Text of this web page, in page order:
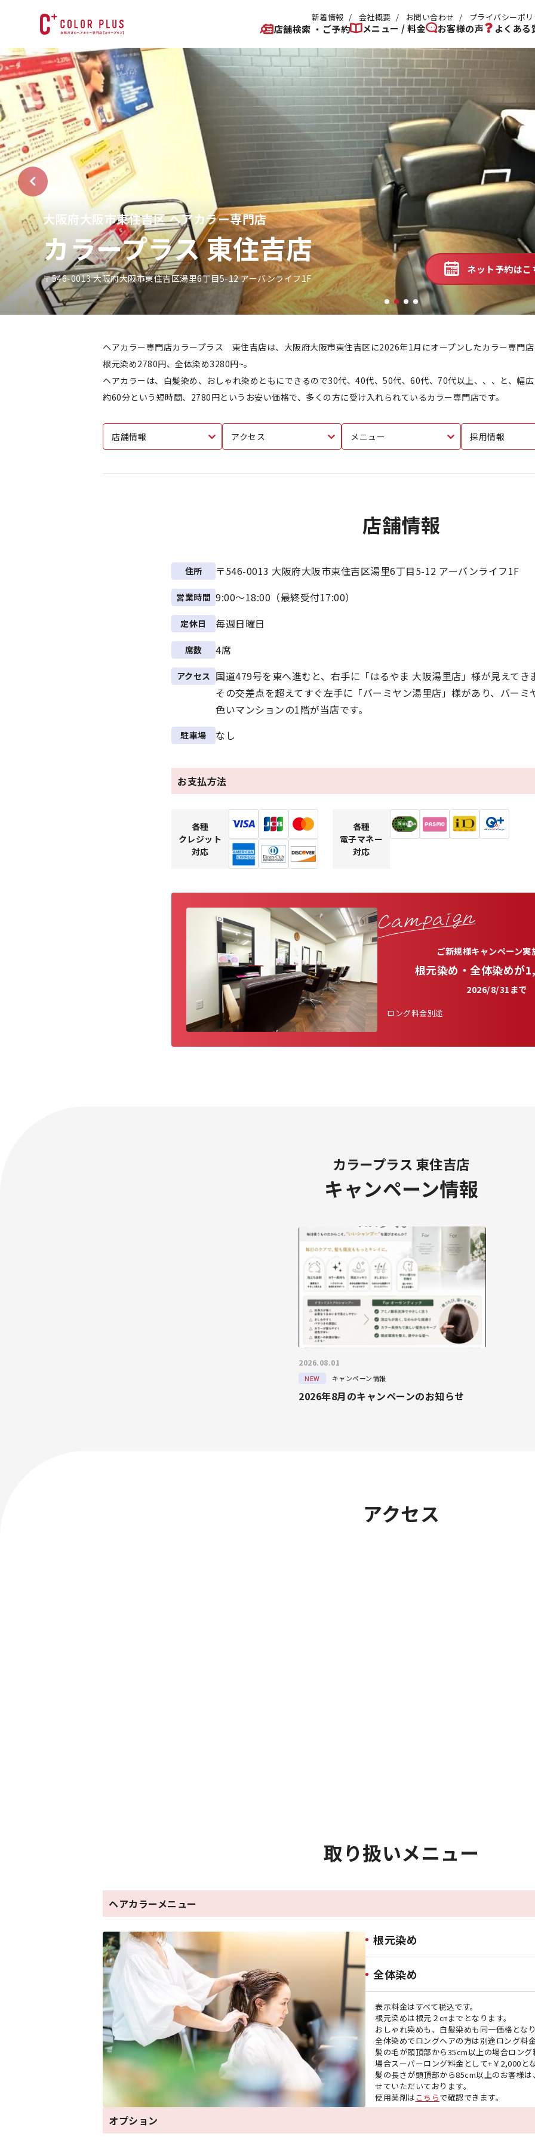
店舗検索 ・ご予約 メニュー / 料金 お客様の声 よくある
新着情報 会社概要 お問い合わせ プライバシーポ
大阪府大阪市東住吉区 ヘアカラー専門店
カラープラス 東住吉店
〒546-0013 大阪府大阪市東住吉区湯里6丁目5-12 アーバンライフ1F
ネット予約はこ
ヘアカラー専門店カラープラス 東住吉店は、大阪府大阪市東住吉区に2026年1月にオープンしたカラー専門店
根元染め2780円、全体染め3280円~。
ヘアカラーは、白髪染め、おしゃれ染めともにできるので30代、40代、50代、60代、70代以上、、、と、幅広
約60分という短時間、2780円というお安い価格で、多くの方に受け入れられているカラー専門店です。
店舗情報 アクセス メニュー 採用情報
店舗情報
住所 〒546-0013 大阪府大阪市東住吉区湯里6丁目5-12 アーバンライフ1F
営業時間 9:00～18:00（最終受付17:00）
定休日 毎週日曜日
席数 4席
アクセス 国道479号を東へ進むと、右手に「はるやま 大阪湯里店」様が見えてき
その交差点を超えてすぐ左手に「バーミヤン湯里店」様があり、バーミ
色いマンションの1階が当店です。
駐車場 なし
お支払方法
各種
クレジット
対応
各種
電子マネー
対応
ご新規様キャンペーン実
根元染め・全体染めが
2026/8/31まで
ロング料金別途
カラープラス 東住吉店
キャンペーン情報
2026.08.01
NEW キャンペーン情報
2026年8月のキャンペーンのお知らせ
アクセス
取り扱いメニュー
ヘアカラーメニュー
根元染め
全体染め
表示料金はすべて税込です。
根元染めは根元２㎝までとなります。
おしゃれ染めも、白髪染めも同一価格となり
全体染めでロングヘアの方は別途ロング料
髪の毛が頭頂部から35cm以上の場合ロン
場合スーパーロング料金として+￥2,000とな
髪の長さが頭頂部から85cm以上のお客様
せていただいております。
使用薬剤は こちらで確認できます。
オプション